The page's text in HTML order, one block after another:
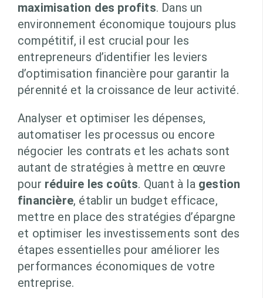
maximisation des profits. Dans un
environnement économique toujours plus
compétitif, il est crucial pour les
entrepreneurs d’identifier les leviers
d’optimisation financière pour garantir la
pérennité et la croissance de leur activité.
Analyser et optimiser les dépenses,
automatiser les processus ou encore
négocier les contrats et les achats sont
autant de stratégies à mettre en œuvre
pour réduire les coûts. Quant à la gestion
financière, établir un budget efficace,
mettre en place des stratégies d’épargne
et optimiser les investissements sont des
étapes essentielles pour améliorer les
performances économiques de votre
entreprise.